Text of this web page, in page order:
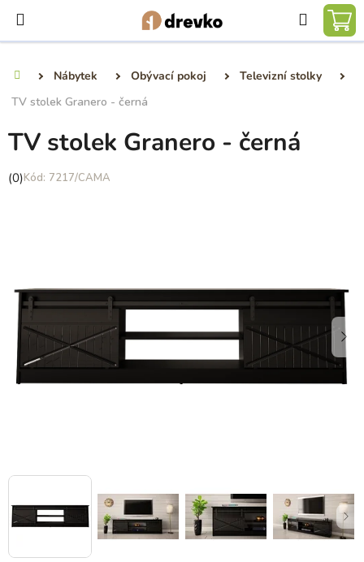
obsah
Hledat
Nábytek Obývací pokoj
Televizní stolky
TV stolek Granero - černá
TV stolek Granero - černá
Průměrné
hvězdiček.
(0) 7217/CAMA